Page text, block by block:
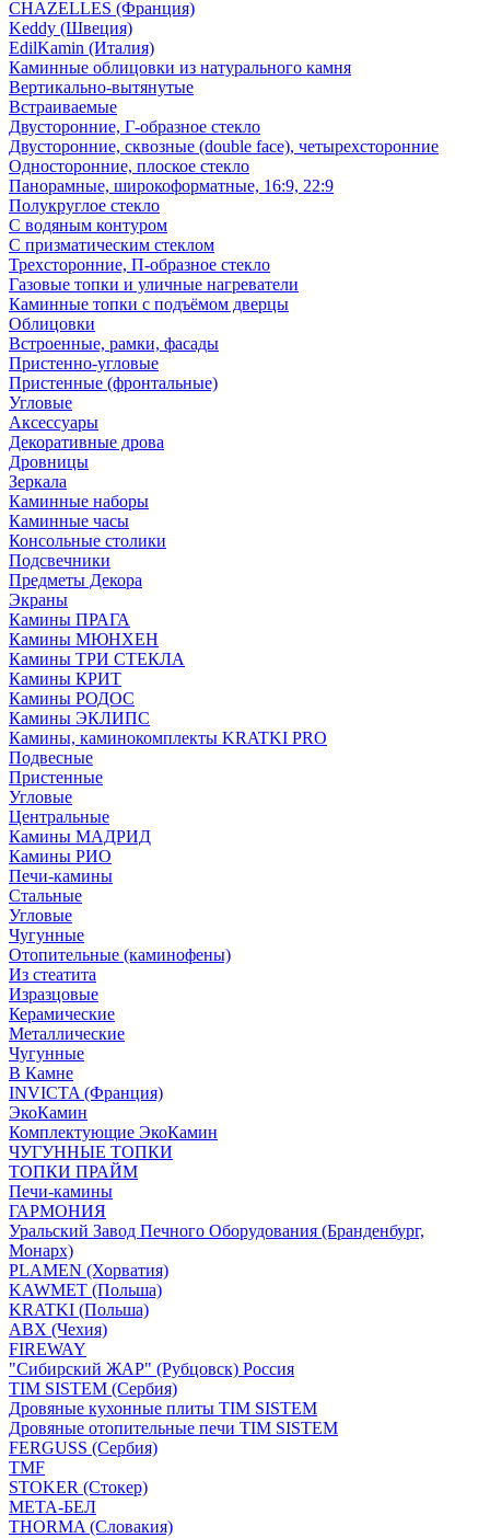
CHAZELLES (Франция)
Keddy (Швеция)
EdilKamin (Италия)
Каминные облицовки из натурального камня
Вертикально-вытянутые
Встраиваемые
Двусторонние, Г-образное стекло
Двусторонние, сквозные (double face), четырехсторонние
Односторонние, плоское стекло
Панорамные, широкоформатные, 16:9, 22:9
Полукруглое стекло
С водяным контуром
С призматическим стеклом
Трехсторонние, П-образное стекло
Газовые топки и уличные нагреватели
Каминные топки с подъёмом дверцы
Облицовки
Встроенные, рамки, фасады
Пристенно-угловые
Пристенные (фронтальные)
Угловые
Аксессуары
Декоративные дрова
Дровницы
Зеркала
Каминные наборы
Каминные часы
Консольные столики
Подсвечники
Предметы Декора
Экраны
Камины ПРАГА
Камины МЮНХЕН
Камины ТРИ СТЕКЛА
Камины КРИТ
Камины РОДОС
Камины ЭКЛИПС
Камины, каминокомплекты KRATKI PRO
Подвесные
Пристенные
Угловые
Центральные
Камины МАДРИД
Камины РИО
Печи-камины
Стальные
Угловые
Чугунные
Отопительные (каминофены)
Из стеатита
Изразцовые
Керамические
Металлические
Чугунные
В Камне
INVICTA (Франция)
ЭкоКамин
Комплектующие ЭкоКамин
ЧУГУННЫЕ ТОПКИ
ТОПКИ ПРАЙМ
Печи-камины
ГАРМОНИЯ
Уральский Завод Печного Оборудования (Бранденбург,
Монарх)
PLAMEN (Хорватия)
KAWMET (Польша)
KRATKI (Польша)
ABX (Чехия)
FIREWAY
"Сибирский ЖАР" (Рубцовск) Россия
TIM SISTEM (Сербия)
Дровяные кухонные плиты TIM SISTEM
Дровяные отопительные печи TIM SISTEM
FERGUSS (Сербия)
TMF
STOKER (Стокер)
МЕТА-БЕЛ
THORMA (Словакия)